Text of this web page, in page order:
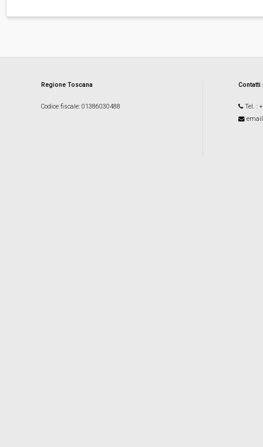
Regione Toscana
Codice fiscale: 01386030488 Tel. :
email